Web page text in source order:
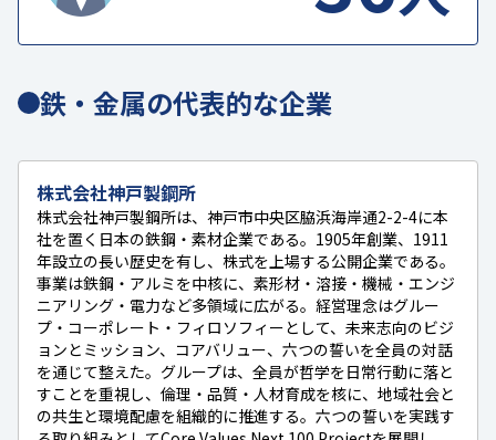
鉄・金属の代表的な企業
株式会社神戸製鋼所
株式会社神戸製鋼所は、神戸市中央区脇浜海岸通2-2-4に本
社を置く日本の鉄鋼・素材企業である。1905年創業、1911
年設立の長い歴史を有し、株式を上場する公開企業である。
事業は鉄鋼・アルミを中核に、素形材・溶接・機械・エンジ
ニアリング・電力など多領域に広がる。経営理念はグルー
プ・コーポレート・フィロソフィーとして、未来志向のビジ
ョンとミッション、コアバリュー、六つの誓いを全員の対話
を通じて整えた。グループは、全員が哲学を日常行動に落と
すことを重視し、倫理・品質・人材育成を核に、地域社会と
の共生と環境配慮を組織的に推進する。六つの誓いを実践す